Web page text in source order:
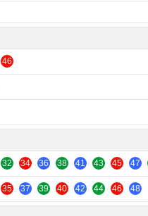
46
32 34 36 38 41 43 45 47
35 37 39 40 42 44 46 48